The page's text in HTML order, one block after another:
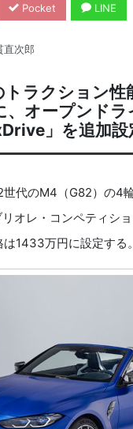
Pocket LINE
直次郎
ラクション
、オープンド
」を追加設
代のM4（G82）の4
レ・コンペティシ
1433万円に設定する。